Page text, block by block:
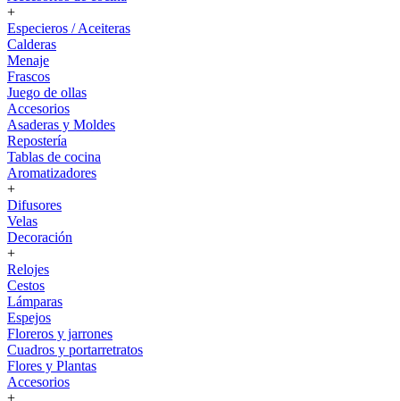
+
Especieros / Aceiteras
Calderas
Menaje
Frascos
Juego de ollas
Accesorios
Asaderas y Moldes
Repostería
Tablas de cocina
Aromatizadores
+
Difusores
Velas
Decoración
+
Relojes
Cestos
Lámparas
Espejos
Floreros y jarrones
Cuadros y portarretratos
Flores y Plantas
Accesorios
+